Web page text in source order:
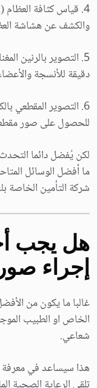
والكشف عن هشاشة
دقيقة للأنسجة
للحصول على صور
لكن يُفضل دائما
ما أفضل الوسائل
شركة التأمين الخاصة
هل يجب
إجراء
غالبا ما يكون من
الخاص او الطبيب
شعاعي.
هذا سيساعد في